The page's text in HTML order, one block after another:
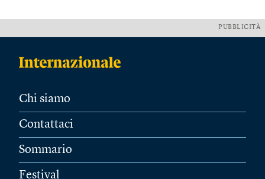
PUBBLICITÀ
Chi siamo
Contattaci
Sommario
Festival